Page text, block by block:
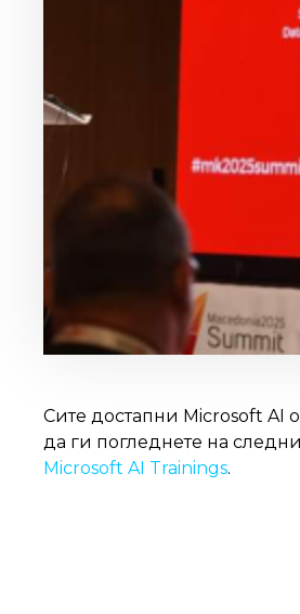
Сите достапни Microsoft AI
да ги погледнете на
Microsoft AI Trainings.